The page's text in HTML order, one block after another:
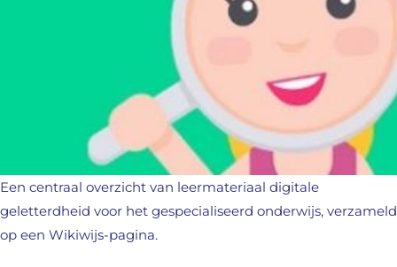
Een centraal overzicht van leermateriaal digitale
geletterdheid voor het gespecialiseerd onderwijs, verzameld
op een Wikiwijs-pagina.